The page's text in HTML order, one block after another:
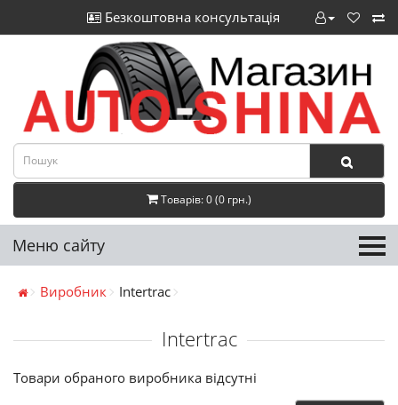
Безкоштовна консультація
Товарів: 0 (0 грн.)
Меню сайту
Виробник Intertrac
Intertrac
Товари обраного виробника відсутні